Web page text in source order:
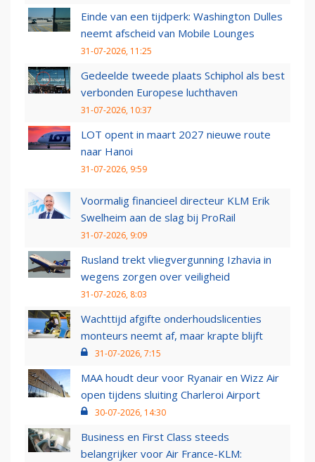
Einde van een tijdperk: Washington Dulles
neemt afscheid van Mobile Lounges
31-07-2026, 11:25
Gedeelde tweede plaats Schiphol als best
verbonden Europese luchthaven
31-07-2026, 10:37
LOT opent in maart 2027 nieuwe route
naar Hanoi
31-07-2026, 9:59
Voormalig financieel directeur KLM Erik
Swelheim aan de slag bij ProRail
31-07-2026, 9:09
Rusland trekt vliegvergunning Izhavia in
wegens zorgen over veiligheid
31-07-2026, 8:03
Wachttijd afgifte onderhoudslicenties
monteurs neemt af, maar krapte blijft
31-07-2026, 7:15
MAA houdt deur voor Ryanair en Wizz Air
open tijdens sluiting Charleroi Airport
30-07-2026, 14:30
Business en First Class steeds
belangrijker voor Air France-KLM: